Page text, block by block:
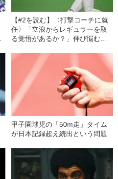
【#2を読む】〈打撃コーチに就
任〉「立浪からレギュラーを取
る覚悟があるか？」伸び悩む森
流指導”の一部始終
甲子園球児の「50m走」タイム
が日本記録超え続出という問題